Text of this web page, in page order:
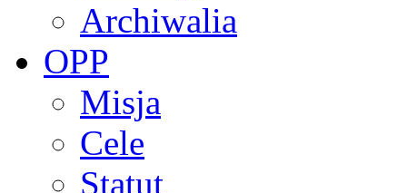
Archiwalia
OPP
Misja
Cele
Statut